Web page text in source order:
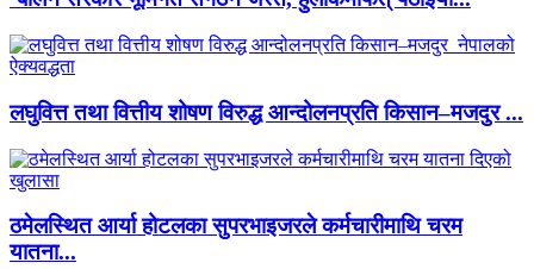
लघुवित्त तथा वित्तीय शोषण विरुद्ध आन्दोलनप्रति किसान–मजदुर ...
ठमेलस्थित आर्या होटलका सुपरभाइजरले कर्मचारीमाथि चरम
यातना...